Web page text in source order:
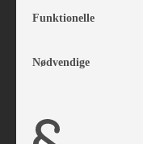
Isabella Annex Grey 250
Vare nr. I403832509
Funktionelle
Nødvendige